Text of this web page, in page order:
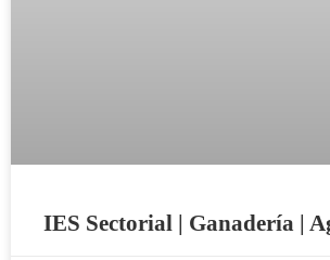
IES Sectorial | Ganadería |